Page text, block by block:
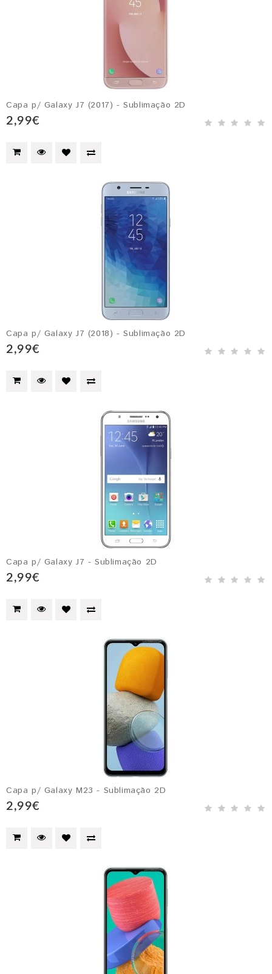
Capa p/ Galaxy J7 (2017) - Sublimação 2D
2,99€
Capa p/ Galaxy J7 (2018) - Sublimação 2D
2,99€
Capa p/ Galaxy J7 - Sublimação 2D
2,99€
Capa p/ Galaxy M23 - Sublimação 2D
2,99€